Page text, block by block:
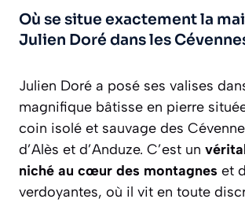
Où se situe exactement la
Julien Doré dans les
Julien Doré a posé ses valises
magnifique bâtisse en pierre
coin isolé et sauvage des
d’Alès et d’Anduze. C’est un
niché au cœur des montagnes et
verdoyantes, où il vit en toute